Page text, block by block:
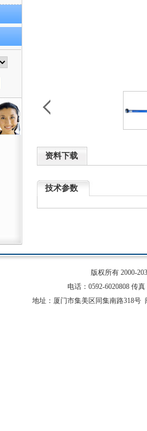
资料下载
技术参数
版权所有 2000-
电话：0592-6020808 传真
地址：厦门市集美区同集南路318号